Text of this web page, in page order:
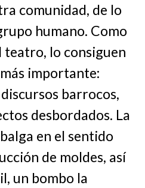
comunidad, de lo
humano. Como
teatro, lo consiguen
importante:
barrocos,
desbordados. La
en el sentido
de moldes, así
un bombo la